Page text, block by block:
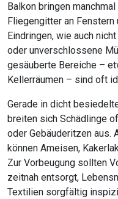
Balkon bringen
Fliegengitter an Fenstern
Eindringen, wie auch
oder unverschlossene
gesäuberte Bereiche –
Kellerräumen – sind oft
Gerade in dicht
breiten sich Schädlinge
oder Gebäuderitzen aus.
können Ameisen,
Zur Vorbeugung sollten
zeitnah entsorgt,
Textilien sorgfältig